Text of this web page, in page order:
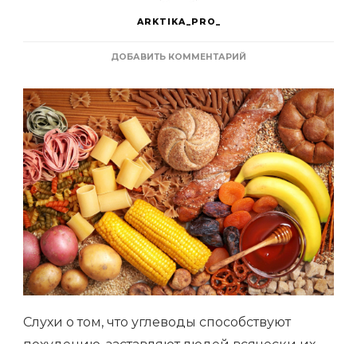
ARKTIKA_PRO_
ДОБАВИТЬ КОММЕНТАРИЙ
УГЛЕВОДНЫЕ
ПРОДУКТЫ
ПОЛЕЗНЫ?
Слухи о том, что углеводы способствуют